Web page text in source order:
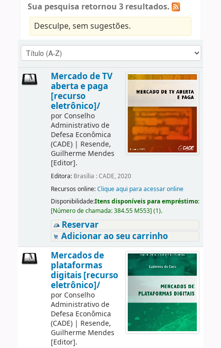
Sua pesquisa retornou 3 resultados.
Desculpe, sem sugestões.
Mercado de TV
aberta e paga
[recurso
eletrônico]/
por Conselho
Administrativo de
Defesa Econômica
(CADE)| Resende,
Guilherme Mendes
[Editor].
Editora: Brasília : CADE, 2020
Recursos online:Clique aqui para acessar online
Disponibilidade:Itens disponíveis para empréstimo:
[Número de chamada:384.55 M553] (1).
Reservar
Adicionar ao seu carrinho
Mercados de
plataformas
digitais [recurso
eletrônico]/
por Conselho
Administrativo de
Defesa Econômica
(CADE)| Resende,
Guilherme Mendes
[Editor].